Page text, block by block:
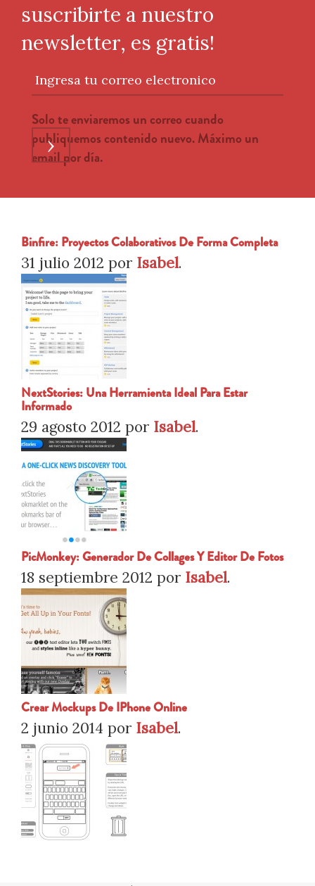
suscribirte a nuestro
newsletter, es gratis!
Ingresa tu correo electronico
Solo te enviaremos un correo cuando
publiquemos contenido nuevo. Máximo un
email por día.
›
Binfire: Proyectos Colaborativos De Forma Completa
31 julio 2012 por Isabel.
NextStories: Una Herramienta Ideal Para Estar
Informado
29 agosto 2012 por Isabel.
PicMonkey: Generador De Collages Y Editor De Fotos
18 septiembre 2012 por Isabel.
Crear Mockups De IPhone Online
2 junio 2014 por Isabel.